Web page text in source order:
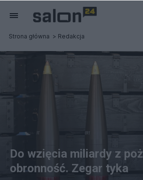
Strona główna Redakcja
Do wzięcia miliardy z
obronność. Zegar tyka